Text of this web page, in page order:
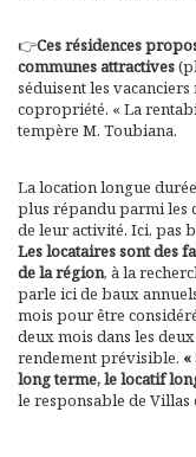
👉Ces résidences
communes attractives
séduisent les
copropriété. « La
tempère M. Toubiana.
La location longue
plus répandu parmi les
de leur activité. Ici, pas
Les locataires sont des
de la région, à la
parle ici de baux
mois pour être
deux mois dans les
rendement prévisible.
long terme, le locatif
le responsable de Villas